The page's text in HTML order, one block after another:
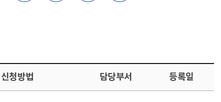
신청방법 담당부서 등록일